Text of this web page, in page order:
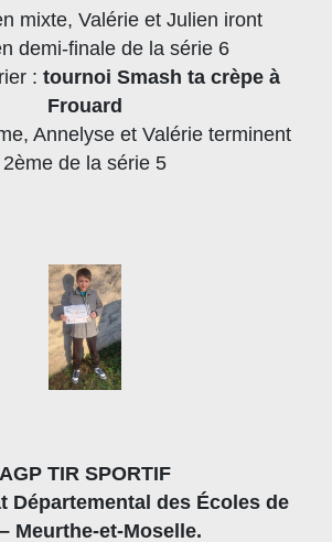
mixte, Valérie et Julien iront
demi-finale de la série 6
: tournoi Smash ta crèpe à
Frouard
Annelyse et Valérie terminent
2ème de la série 5
AGP TIR SPORTIF
Départemental des Écoles de
Meurthe-et-Moselle.